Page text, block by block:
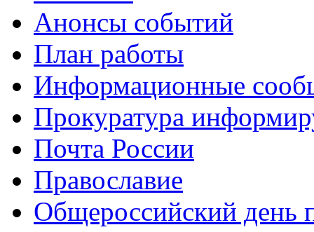
Анонсы событий
План работы
Информационные
Прокуратура
Почта России
Православие
Общероссийский день